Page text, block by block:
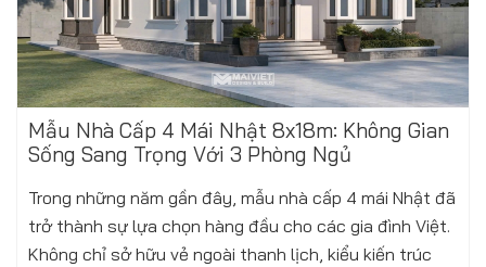
Mẫu Nhà Cấp 4 Mái Nhật 8x18m: Không Gian
Sống Sang Trọng Với 3 Phòng Ngủ
Trong những năm gần đây, mẫu nhà cấp 4 mái Nhật đã
trở thành sự lựa chọn hàng đầu cho các gia đình Việt.
Không chỉ sở hữu vẻ ngoài thanh lịch, kiểu kiến trúc